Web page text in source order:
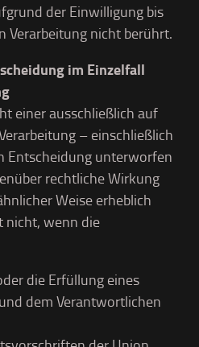
der Einwilligung bis
Verarbeitung nicht berührt.
im Einzelfall
einer ausschließlich auf
– einschließlich
Entscheidung unterworfen
rechtliche Wirkung
Weise erheblich
nicht, wenn die
die Erfüllung eines
dem Verantwortlichen